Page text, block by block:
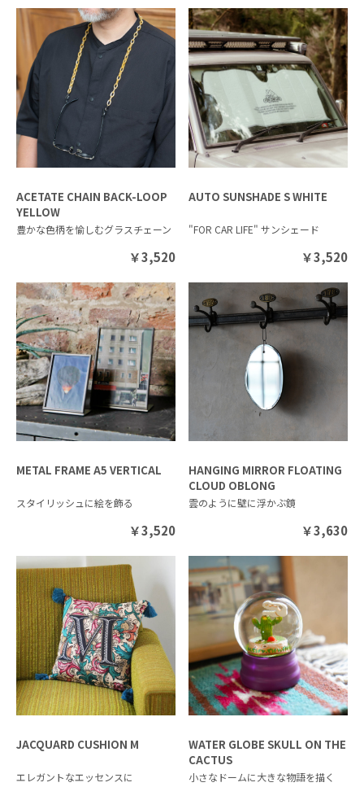
ACETATE CHAIN BACK-LOOP
YELLOW
豊かな色柄を愉しむグラスチェーン
￥3,520
AUTO SUNSHADE S WHITE
"FOR CAR LIFE" サンシェード
￥3,520
METAL FRAME A5 VERTICAL
スタイリッシュに絵を飾る
￥3,520
HANGING MIRROR FLOATING
CLOUD OBLONG
雲のように壁に浮かぶ鏡
￥3,630
JACQUARD CUSHION M
エレガントなエッセンスに
WATER GLOBE SKULL ON THE
CACTUS
小さなドームに大きな物語を描く